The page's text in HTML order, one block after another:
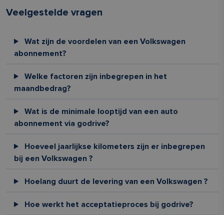
Veelgestelde vragen
Wat zijn de voordelen van een Volkswagen
abonnement?
Welke factoren zijn inbegrepen in het
maandbedrag?
Wat is de minimale looptijd van een auto
abonnement via godrive?
Hoeveel jaarlijkse kilometers zijn er inbegrepen
bij een Volkswagen ?
Hoelang duurt de levering van een Volkswagen ?
Hoe werkt het acceptatieproces bij godrive?